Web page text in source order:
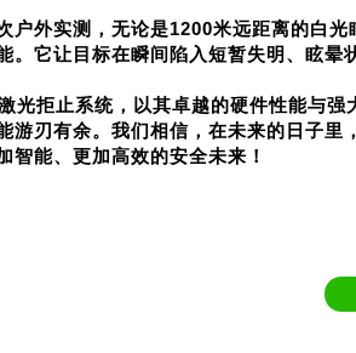
户外实测，无论是1200米远距离的白
。它让目标在瞬间陷入短暂失明、眩晕
光拒止系统，以其卓越的硬件性能与
游刃有余。我们相信，在未来的日子
智能、更加高效的安全未来！